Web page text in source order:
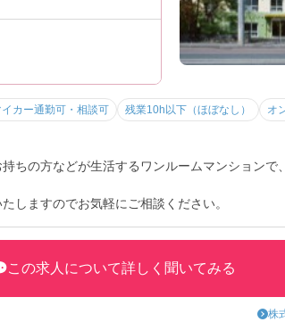
イカー通勤可・相談可 残業10h以下（ほぼなし） オ
ちの方などが生活するワンルームマンションで
しますのでお気軽にご相談ください。
この求人について詳しく聞いてみる
株